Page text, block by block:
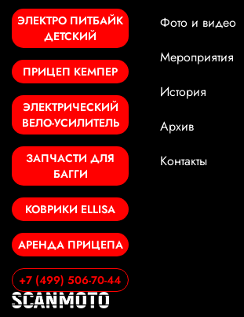
ЭЛЕКТРО ПИТБАЙК
ДЕТСКИЙ
ПРИЦЕП КЕМПЕР
ЭЛЕКТРИЧЕСКИЙ
ВЕЛО-УСИЛИТЕЛЬ
ЗАПЧАСТИ ДЛЯ
БАГГИ
КОВРИКИ ELLISA
АРЕНДА ПРИЦЕПА
+7 (499) 506-70-44
Фото и видео
Мероприятия
История
Архив
Контакты